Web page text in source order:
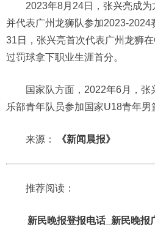
2023年8月24日，张兴亮成为
并代表广州龙狮队参加2023-2024
31日，张兴亮首次代表广州龙狮
过罚球拿下职业生涯首分。
国家队方面，2022年6月，
乐部青年队员参加国家U18青年男
来源： 《新闻晨报》
推荐阅读：
新民晚报登报电话_新民晚报